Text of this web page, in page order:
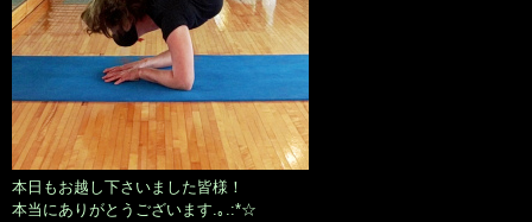
本日もお越し下さいました皆様！
本当にありがとうございます.｡.:*☆